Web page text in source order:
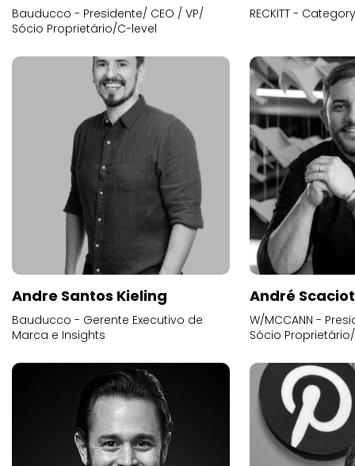
Bauducco - Presidente/ CEO / VP/
Sócio Proprietário/C-level
RECKITT -
Andre Santos Kieling
Bauducco - Gerente Executivo de
Marca e Insights
André
W/MCCANN -
Sócio